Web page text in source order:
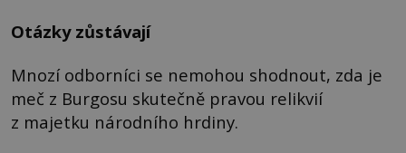
Otázky zůstávají
Mnozí odborníci se nemohou shodnout, zda je
meč z Burgosu skutečně pravou relikvií
z majetku národního hrdiny.